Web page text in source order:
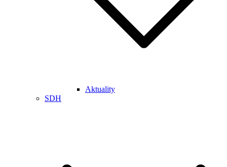
Aktuality
SDH